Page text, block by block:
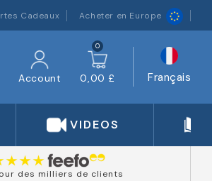
Cadeaux Acheter en Europe
Account
0
0,00 £ Français
VIDEOS
des milliers de clients